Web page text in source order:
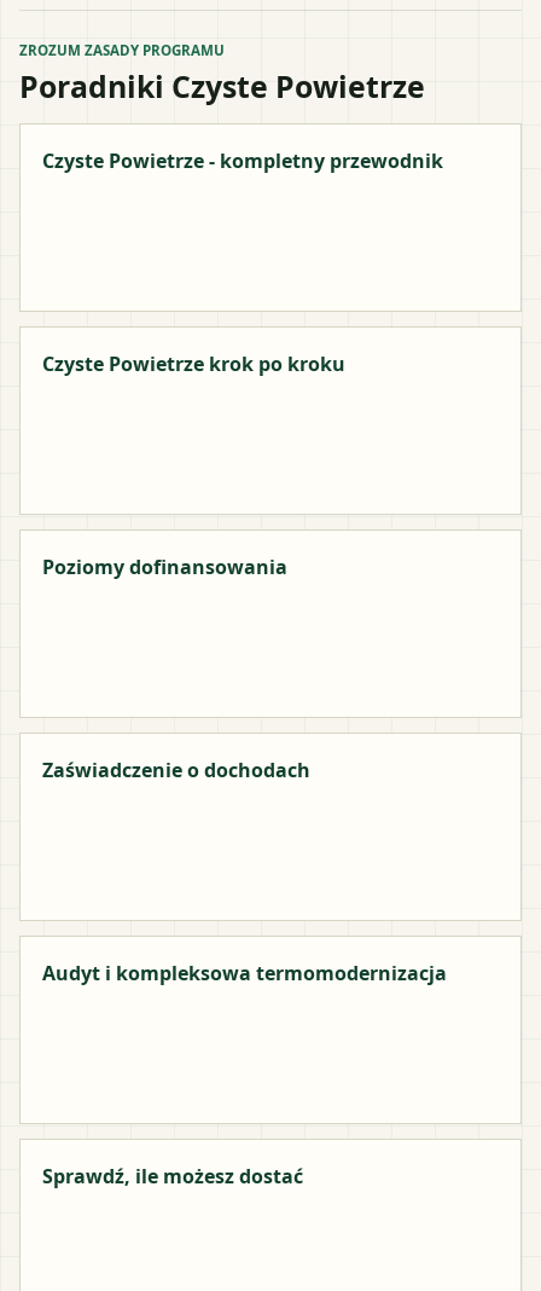
ZROZUM ZASADY PROGRAMU
Poradniki Czyste Powietrze
Czyste Powietrze - kompletny przewodnik
Czyste Powietrze krok po kroku
Poziomy dofinansowania
Zaświadczenie o dochodach
Audyt i kompleksowa termomodernizacja
Sprawdź, ile możesz dostać